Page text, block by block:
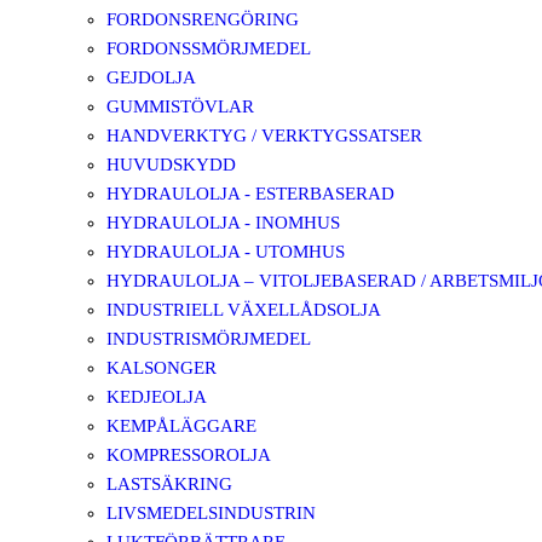
FORDONSRENGÖRING
FORDONSSMÖRJMEDEL
GEJDOLJA
GUMMISTÖVLAR
HANDVERKTYG / VERKTYGSSATSER
HUVUDSKYDD
HYDRAULOLJA - ESTERBASERAD
HYDRAULOLJA - INOMHUS
HYDRAULOLJA - UTOMHUS
HYDRAULOLJA – VITOLJEBASERAD /
INDUSTRIELL VÄXELLÅDSOLJA
INDUSTRISMÖRJMEDEL
KALSONGER
KEDJEOLJA
KEMPÅLÄGGARE
KOMPRESSOROLJA
LASTSÄKRING
LIVSMEDELSINDUSTRIN